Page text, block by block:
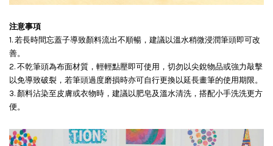
注意事項
1. 若長時間忘蓋子導致顏料流出不順暢，建議以溫水稍微浸潤筆頭即可改
善。
2. 不乾筆頭為布面材質，輕輕點壓即可使用，切勿以尖銳物品或強力敲擊
以免導致破裂，若筆頭過度磨損時亦可自行更換以延長畫筆的使用期限。
3. 顏料沾染至皮膚或衣物時，建議以肥皂及溫水清洗，搭配小手洗洗更方
便。